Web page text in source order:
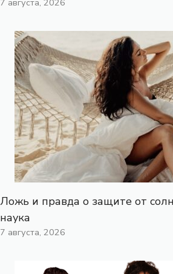
Ложь и правда о защите от
наука
7 августа, 2026